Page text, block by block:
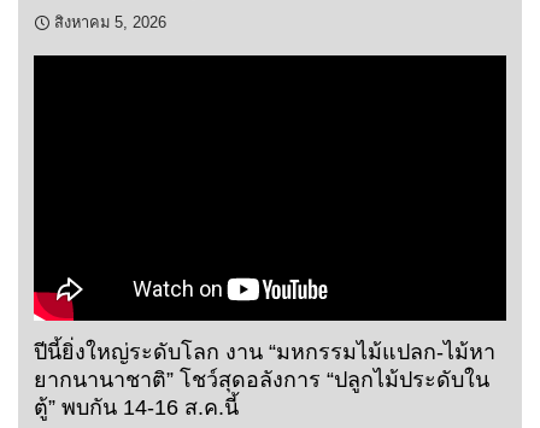
สิงหาคม 5, 2026
ปีนี้ยิ่งใหญ่ระดับโลก งาน “มหกรรมไม้แปลก-ไม้หา
ยากนานาชาติ” โชว์สุดอลังการ “ปลูกไม้ประดับใน
ตู้” พบกัน 14-16 ส.ค.นี้